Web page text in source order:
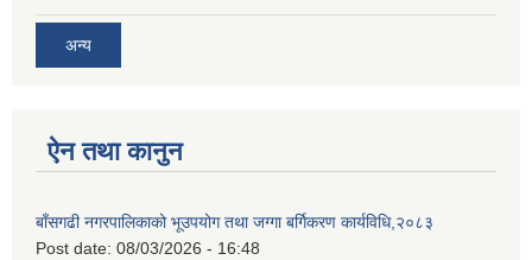
अन्य
ऐन तथा कानुन
बाँसगढी नगरपालिकाको भूउपयोग तथा जग्गा बर्गिकरण कार्यविधि,२०८३
Post date: 08/03/2026 - 16:48